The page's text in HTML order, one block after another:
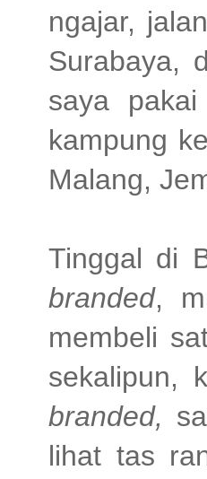
ngajar,
Surabaya,
saya
kampung
Malang,
Tinggal di
branded,
membeli
sekalipun,
branded,
lihat tas